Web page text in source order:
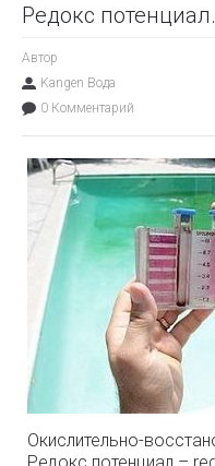
Автор
Kangen Вода
0 Комментарий
Окислительно-